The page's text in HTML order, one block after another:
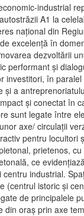
industrial
A1 la
naţional din
excelenţă în
dezvoltării
performant şi
investitori, în paralel
şi a
şi conectat în
sunt legate între
axe/ circulații
pentru locuitori
prietenos,
ce
industrial.
(centrul istoric şi
de principalele
din oraş prin axe